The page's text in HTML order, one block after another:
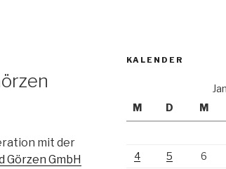
mit der
Görzen GmbH
KALENDER
M
D M
4
5 6